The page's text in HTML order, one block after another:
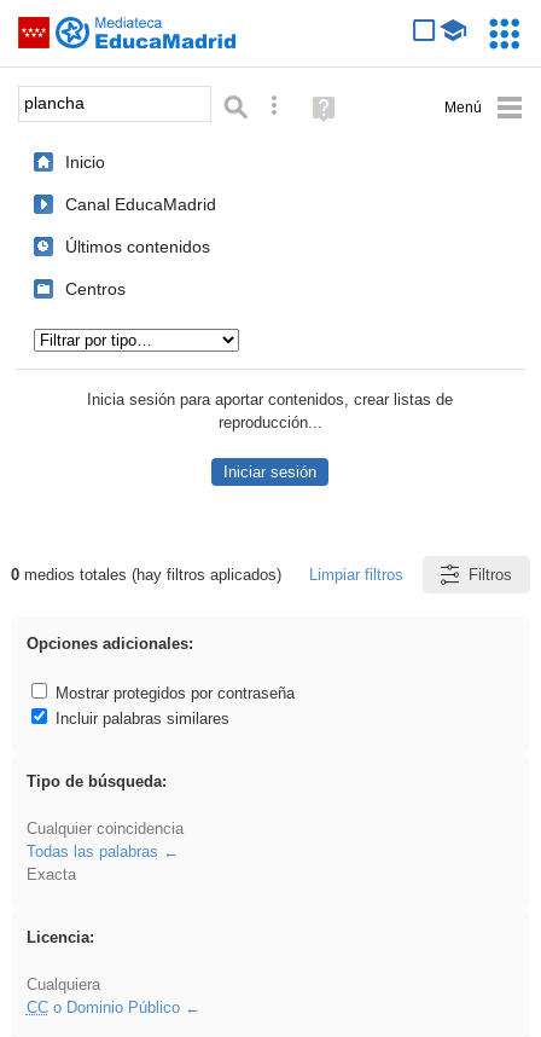
Saltar navegación
Palabra o frase: Búsqueda avanzada
Ayuda
(en
Inicio
Canal EducaMadrid
Últimos contenidos
Centros
Inicia sesión para aportar contenidos, crear listas de
reproducción...
Iniciar sesión
Resultados de: plancha
0medios totales (hay filtros aplicados) Limpiar filtros Filtros
Opciones adicionales:
Mostrar protegidos por contraseña
Incluir palabras similares
Tipo de búsqueda:
Cualquier coincidencia
Todas las palabras
Exacta
Licencia:
Cualquiera
CCo Dominio Público